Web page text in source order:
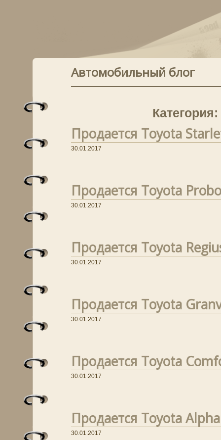
Автомобильный блог
Продается Toyota
30.01.2017
Продается Toyota
30.01.2017
Продается Toyota
30.01.2017
Продается Toyota
30.01.2017
Продается Toyota
30.01.2017
Продается Toyota
30.01.2017